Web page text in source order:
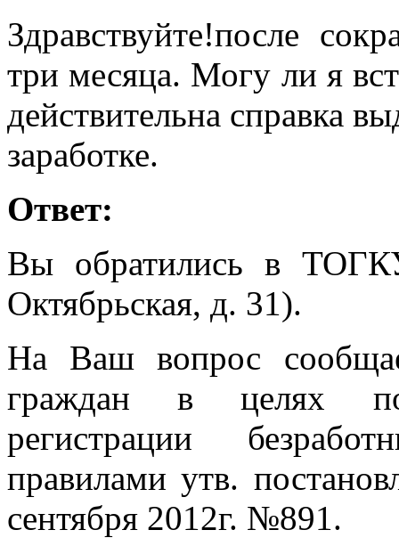
Здравствуйте!после
три месяца. Могу ли я
действительна справка
заработке.
Ответ:
Вы обратились в
Октябрьская, д. 31).
На Ваш вопрос
граждан в целях
регистрации
правилами утв.
сентября 2012г. №891.